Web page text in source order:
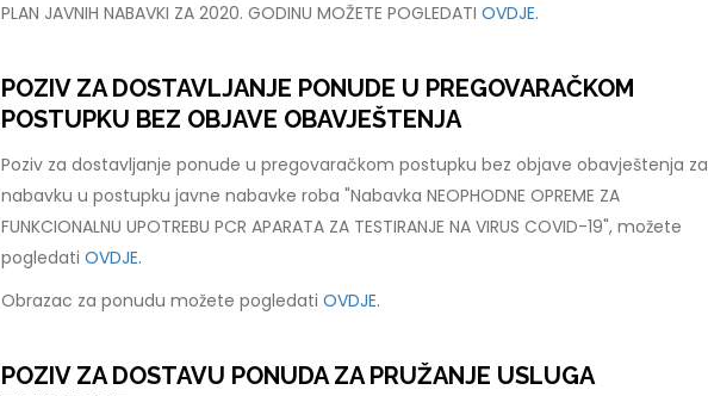
PLAN JAVNIH NABAVKI ZA 2020. GODINU MOŽETE POGLEDATI OVDJE.
POZIV ZA DOSTAVLJANJE PONUDE U PREGOVARAČKOM
POSTUPKU BEZ OBJAVE OBAVJEŠTENJA
Poziv za dostavljanje ponude u pregovaračkom postupku bez objave obavještenja za
nabavku u postupku javne nabavke roba "Nabavka NEOPHODNE OPREME ZA
FUNKCIONALNU UPOTREBU PCR APARATA ZA TESTIRANJE NA VIRUS COVID-19", možete
pogledati OVDJE.
Obrazac za ponudu možete pogledati OVDJE.
POZIV ZA DOSTAVU PONUDA ZA PRUŽANJE USLUGA